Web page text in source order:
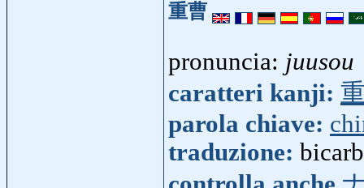
重曹
pronuncia: juusou
caratteri kanji:
parola chiave:
traduzione: